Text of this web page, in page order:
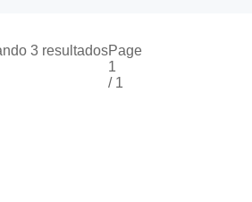
3 resultadosPage
1
/ 1